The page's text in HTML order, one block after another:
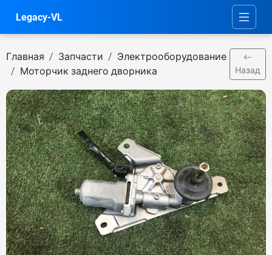
Legacy-VL
Главная Запчасти
Электрооборудование
Моторчик заднего дворника
Назад